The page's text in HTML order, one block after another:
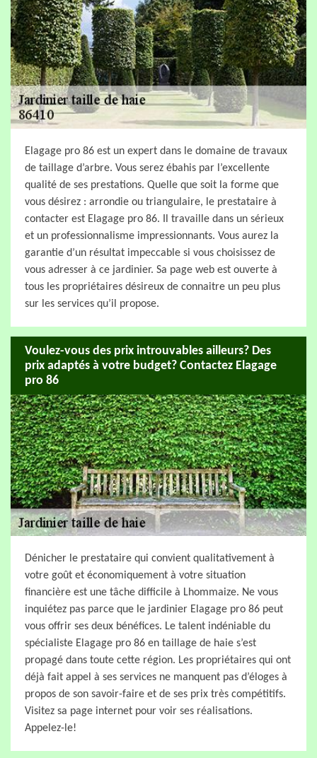
Elagage pro 86 est un expert dans le domaine de travaux
de taillage d’arbre. Vous serez ébahis par l’excellente
qualité de ses prestations. Quelle que soit la forme que
vous désirez : arrondie ou triangulaire, le prestataire à
contacter est Elagage pro 86. Il travaille dans un sérieux
et un professionnalisme impressionnants. Vous aurez la
garantie d’un résultat impeccable si vous choisissez de
vous adresser à ce jardinier. Sa page web est ouverte à
tous les propriétaires désireux de connaitre un peu plus
sur les services qu’il propose.
Voulez-vous des prix introuvables ailleurs? Des
prix adaptés à votre budget? Contactez Elagage
pro 86
Dénicher le prestataire qui convient qualitativement à
votre goût et économiquement à votre situation
financière est une tâche difficile à Lhommaize. Ne vous
inquiétez pas parce que le jardinier Elagage pro 86 peut
vous offrir ses deux bénéfices. Le talent indéniable du
spécialiste Elagage pro 86 en taillage de haie s’est
propagé dans toute cette région. Les propriétaires qui ont
déjà fait appel à ses services ne manquent pas d’éloges à
propos de son savoir-faire et de ses prix très compétitifs.
Visitez sa page internet pour voir ses réalisations.
Appelez-le!